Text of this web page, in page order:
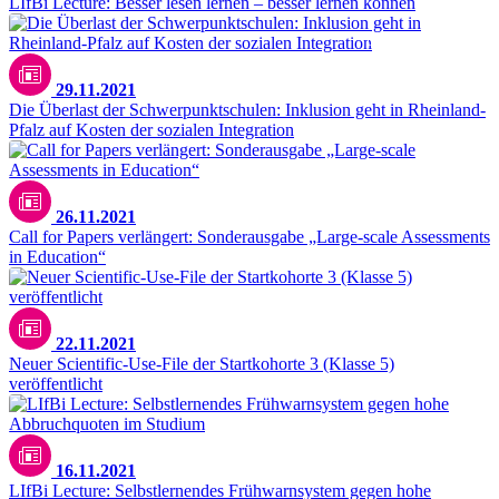
Unsplash / Taylor Wilcox
29.11.2021
Die Überlast der Schwerpunktschulen: Inklusion geht in Rheinland-
Pfalz auf Kosten der sozialen Integration
26.11.2021
Call for Papers verlängert: Sonderausgabe „Large-scale Assessments
in Education“
22.11.2021
Neuer Scientific-Use-File der Startkohorte 3 (Klasse 5)
veröffentlicht
16.11.2021
LIfBi Lecture: Selbstlernendes Frühwarnsystem gegen hohe